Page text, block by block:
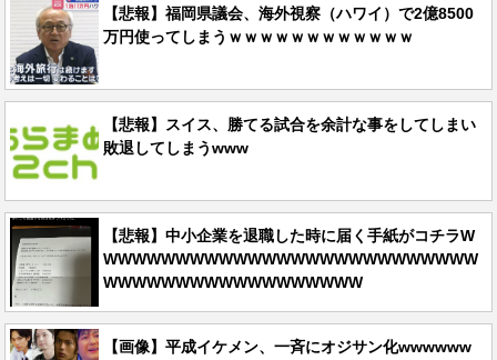
【悲報】福岡県議会、海外視察（ハワイ）で2億8500
万円使ってしまうｗｗｗｗｗｗｗｗｗｗｗｗ
【悲報】スイス、勝てる試合を余計な事をしてしまい
敗退してしまうwww
【悲報】中小企業を退職した時に届く手紙がコチラW
WWWWWWWWWWWWWWWWWWWWWWWWWW
WWWWWWWWWWWWWWWWWW
【画像】平成イケメン、一斉にオジサン化wwwwww